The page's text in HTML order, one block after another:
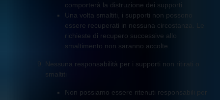
comporterà la distruzione dei supporti.
Una volta smaltiti, i supporti non possono
essere recuperati in nessuna circostanza. Le
richieste di recupero successive allo
smaltimento non saranno accolte.
Nessuna responsabilità per i supporti non ritirati o
smaltiti
Non possiamo essere ritenuti responsabili per